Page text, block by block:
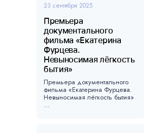
23 сентября 2025
Премьера
документального
фильма «Екатерина
Фурцева.
Невыносимая лёгкость
бытия»
Премьера документального
фильма «Екатерина Фурцева.
Невыносимая лёгкость бытия»
...